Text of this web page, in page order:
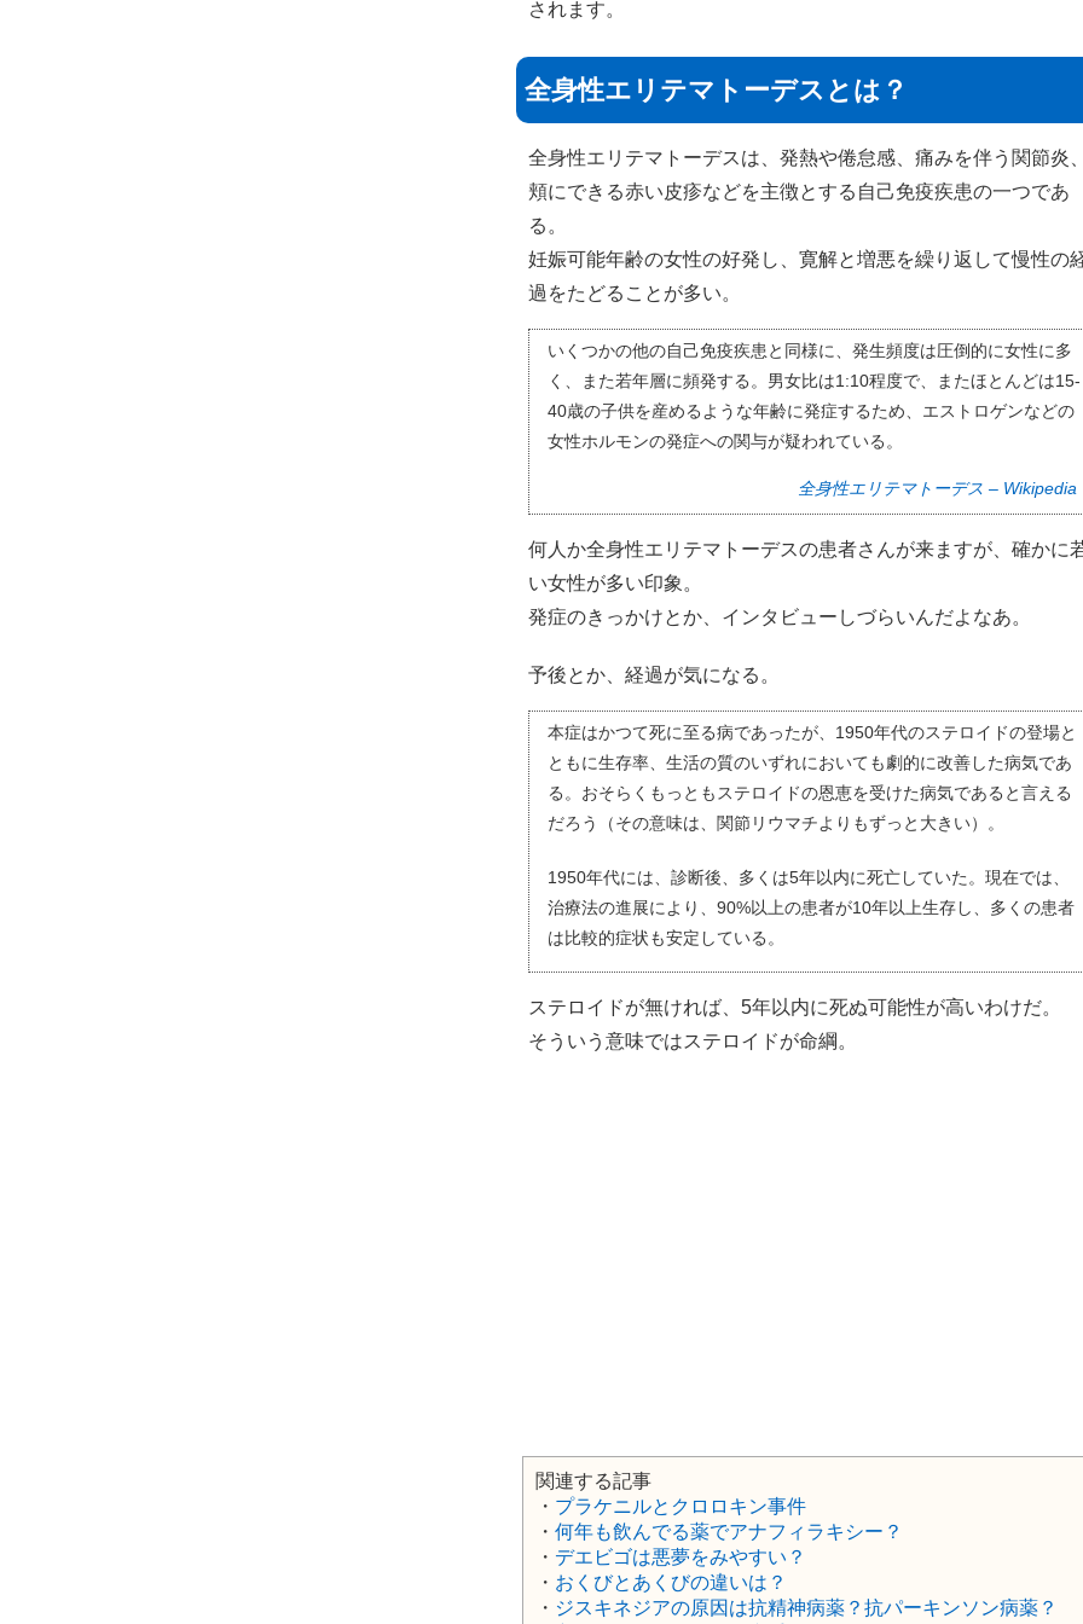
されます。
全身性エリテマトーデスとは？
全身性エリテマトーデスは、発熱や倦怠感、痛みを伴う関節炎
頬にできる赤い皮疹などを主徴とする自己免疫疾患の一つであ
る。
妊娠可能年齢の女性の好発し、寛解と増悪を繰り返して慢性の
過をたどることが多い。
いくつかの他の自己免疫疾患と同様に、発生頻度は圧倒的に女性に多
く、また若年層に頻発する。男女比は1:10程度で、またほとんどは15-
40歳の子供を産めるような年齢に発症するため、エストロゲンなどの
女性ホルモンの発症への関与が疑われている。
全身性エリテマトーデス – Wikipedia
何人か全身性エリテマトーデスの患者さんが来ますが、確かに
い女性が多い印象。
発症のきっかけとか、インタビューしづらいんだよなあ。
予後とか、経過が気になる。
本症はかつて死に至る病であったが、1950年代のステロイドの登場と
ともに生存率、生活の質のいずれにおいても劇的に改善した病気であ
る。おそらくもっともステロイドの恩恵を受けた病気であると言える
だろう（その意味は、関節リウマチよりもずっと大きい）。
1950年代には、診断後、多くは5年以内に死亡していた。現在では、
治療法の進展により、90%以上の患者が10年以上生存し、多くの患者
は比較的症状も安定している。
ステロイドが無ければ、5年以内に死ぬ可能性が高いわけだ。
そういう意味ではステロイドが命綱。
関連する記事
・ プラケニルとクロロキン事件
・ 何年も飲んでる薬でアナフィラキシー？
・ デエビゴは悪夢をみやすい？
・ おくびとあくびの違いは？
・ ジスキネジアの原因は抗精神病薬？抗パーキンソン病薬？